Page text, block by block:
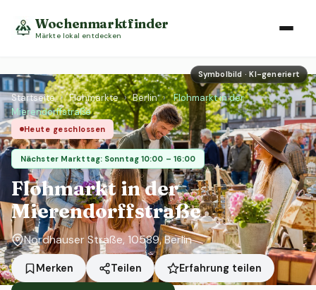
Wochenmarktfinder
Märkte lokal entdecken
Symbolbild · KI-generiert
Startseite › Flohmärkte › Berlin ›
Flohmarkt in der
Mierendorffstraße
Heute geschlossen
Nächster Markttag: Sonntag 10:00 – 16:00
Flohmarkt in der
Mierendorffstraße
Nordhauser Straße, 10589, Berlin
Merken Teilen Erfahrung teilen